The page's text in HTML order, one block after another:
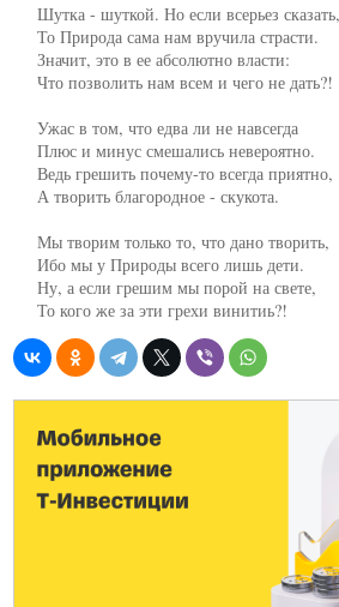
     Шутка - шуткой. Но если всерьез сказать,
     То Природа сама нам вручила страсти.
     Значит, это в ее абсолютно власти:
     Что позволить нам всем и чего не дать?!
     Ужас в том, что едва ли не навсегда
     Плюс и минус смешались невероятно.
     Ведь грешить почему-то всегда приятно,
     А творить благородное - скукота.
     Мы творим только то, что дано творить,
     Ибо мы у Природы всего лишь дети.
     Ну, а если грешим мы порой на свете,
     То кого же за эти грехи винитиь?!